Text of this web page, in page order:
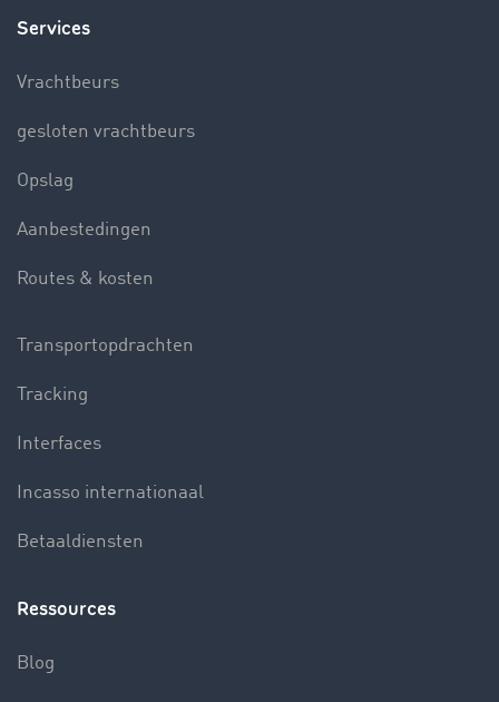
Services
Vrachtbeurs
gesloten vrachtbeurs
Opslag
Aanbestedingen
Routes & kosten
Transportopdrachten
Tracking
Interfaces
Incasso internationaal
Betaaldiensten
Ressources
Blog